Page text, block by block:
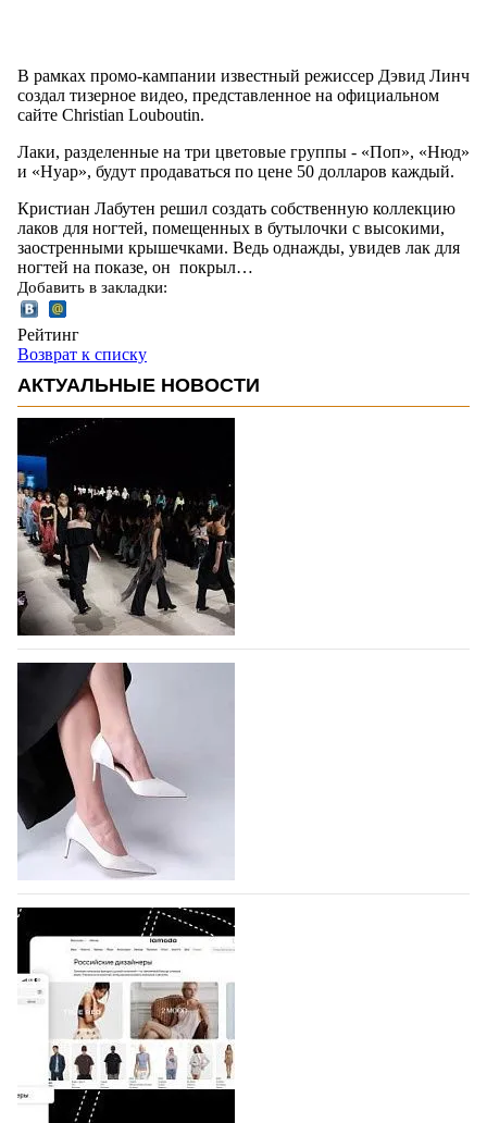
В рамках промо-кампании известный режиссер Дэвид Линч
создал тизерное видео, представленное на официальном
сайте Christian Louboutin.
Лаки, разделенные на три цветовые группы - «Поп», «Нюд»
и «Нуар», будут продаваться по цене 50 долларов каждый.
Кристиан Лабутен решил создать собственную коллекцию
лаков для ногтей, помещенных в бутылочки с высокими,
заостренными крышечками. Ведь однажды, увидев лак для
ногтей на показе, он покрыл…
Добавить в закладки:
Рейтинг
Возврат к списку
АКТУАЛЬНЫЕ НОВОСТИ
На участие в Московской неделе моды
подано 1047 заявок
На участие в седьмой Московской неделе моды,
которая пройдет в российской столице с 26 сентября
по 1 октября, уже подано 1047 заявок. Примерно
половину из них (494) прислали дизайнеры,
коллекции которых не были представлены в…
07.08.2026 235
BALLINA представит свои новинки на Euro
Shoes
Компания BALLINA Guangzhou Lihuang Footwear
Co., Ltd., основанная в 2011 году и расположенная в
Гуанчжоу, столице моды Китая, является
профессиональной обувной компанией,
объединяющей разработку, производство и…